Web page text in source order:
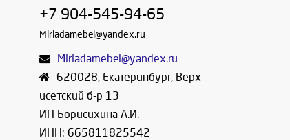
+7 904-545-94-65
Miriadamebel@yandex.ru
Miriadamebel@yandex.ru
620028, Екатеринбург, Верх-
исетский б-р 13
ИП Борисихина А.И.
ИНН: 665811825542